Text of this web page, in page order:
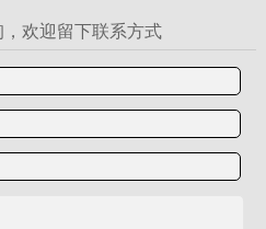
，欢迎留下联系方式